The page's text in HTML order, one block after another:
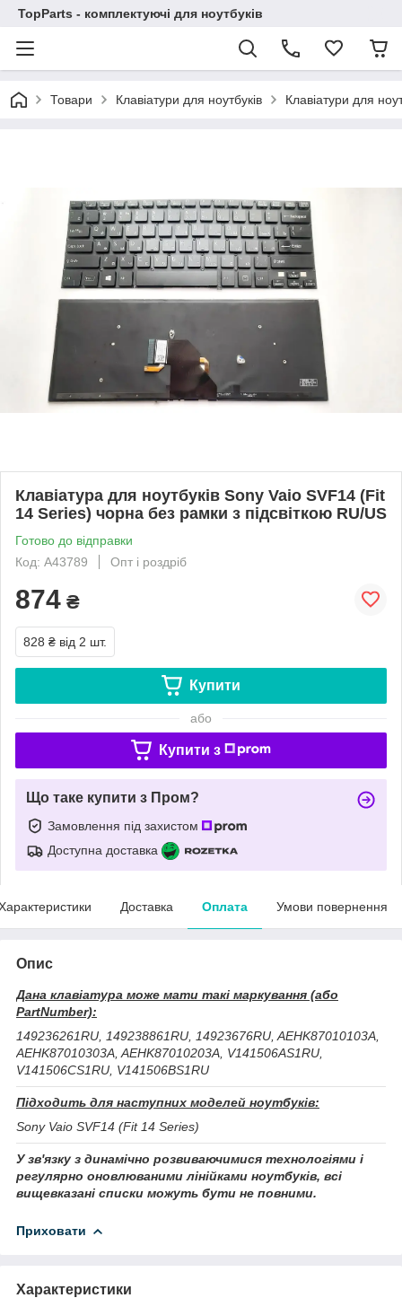
TopParts - комплектуючі для ноутбуків
Товари Клавіатури для ноутбуків Клавіатури для
Клавіатура для ноутбуків Sony Vaio SVF14 (Fit
14 Series) чорна без рамки з підсвіткою RU/US
Готово до відправки
Код: A43789
Опт і роздріб
874 ₴
828 ₴ від 2 шт.
Купити
або
Купити з
Що таке купити з Пром?
Замовлення під захистом
Доступна доставка
Доставка Оплата Умови повернення
Опис
Дана клавіатура може мати такі маркування (або
PartNumber):
149236261RU, 149238861RU, 14923676RU, AEHK87010103A,
AEHK87010303A, AEHK87010203A, V141506AS1RU,
V141506CS1RU, V141506BS1RU
Підходить для наступних моделей ноутбуків:
Sony Vaio SVF14 (Fit 14 Series)
У зв'язку з динамічно розвиваючимися технологіями і
регулярно оновлюваними лінійками ноутбуків, всі
вищевказані списки можуть бути не повними.
Приховати
Характеристики